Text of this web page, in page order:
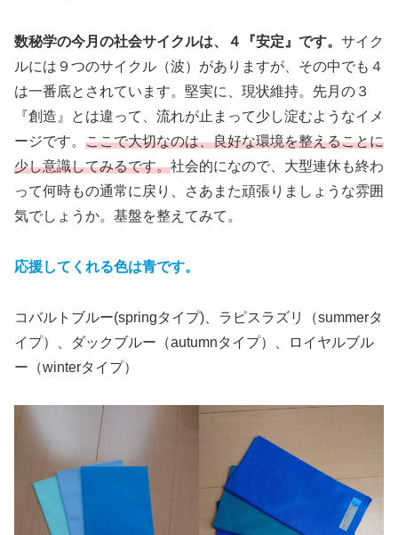
数秘学の今月の社会サイクルは、４『安定』です。 サイク
ルには９つのサイクル（波）がありますが、その中でも４
は一番底とされています。堅実に、現状維持。先月の３
『創造』とは違って、流れが止まって少し淀むようなイメ
ージです。 ここで大切なのは、良好な環境を整えることに
少し意識してみるです。社会的になので、大型連休も終わ
って何時もの通常に戻り、さあまた頑張りましょうな雰囲
気でしょうか。基盤を整えてみて。
応援してくれる色は青です。
コバルトブルー(springタイプ)、ラピスラズリ（summerタ
イプ）、ダックブルー（autumnタイプ）、ロイヤルブル
ー（winterタイプ）